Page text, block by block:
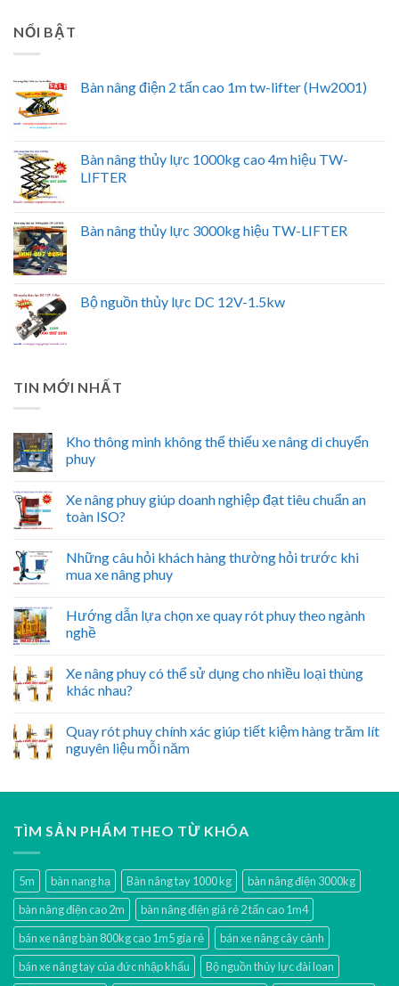
NỔI BẬT
Bàn nâng điện 2 tấn cao 1m tw-lifter (Hw2001)
Bàn nâng thủy lực 1000kg cao 4m hiệu TW-
LIFTER
Bàn nâng thủy lực 3000kg hiệu TW-LIFTER
Bộ nguồn thủy lực DC 12V-1.5kw
TIN MỚI NHẤT
Kho thông minh không thể thiếu xe nâng di chuyển
phuy
Xe nâng phuy giúp doanh nghiệp đạt tiêu chuẩn an
toàn ISO?
Những câu hỏi khách hàng thường hỏi trước khi
mua xe nâng phuy
Hướng dẫn lựa chọn xe quay rót phuy theo ngành
nghề
Xe nâng phuy có thể sử dụng cho nhiều loại thùng
khác nhau?
Quay rót phuy chính xác giúp tiết kiệm hàng trăm lít
nguyên liệu mỗi năm
TÌM SẢN PHẨM THEO TỪ KHÓA
5m bàn nang hạ Bàn nâng tay 1000 kg
bàn nâng điện 3000kg
bàn nâng điện cao 2m
bàn nâng điện giá rẻ 2 tấn cao 1m4
bán xe nâng bàn 800kg cao 1m5 gía rẻ
bán xe nâng cây cảnh
bán xe nâng tay của đức nhập khẩu
Bộ nguồn thủy lực đài loan